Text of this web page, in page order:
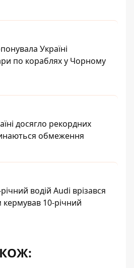
Україні
по кораблях у Чорному
досягло рекордних
обмеження
водій Audi врізався
10-річний